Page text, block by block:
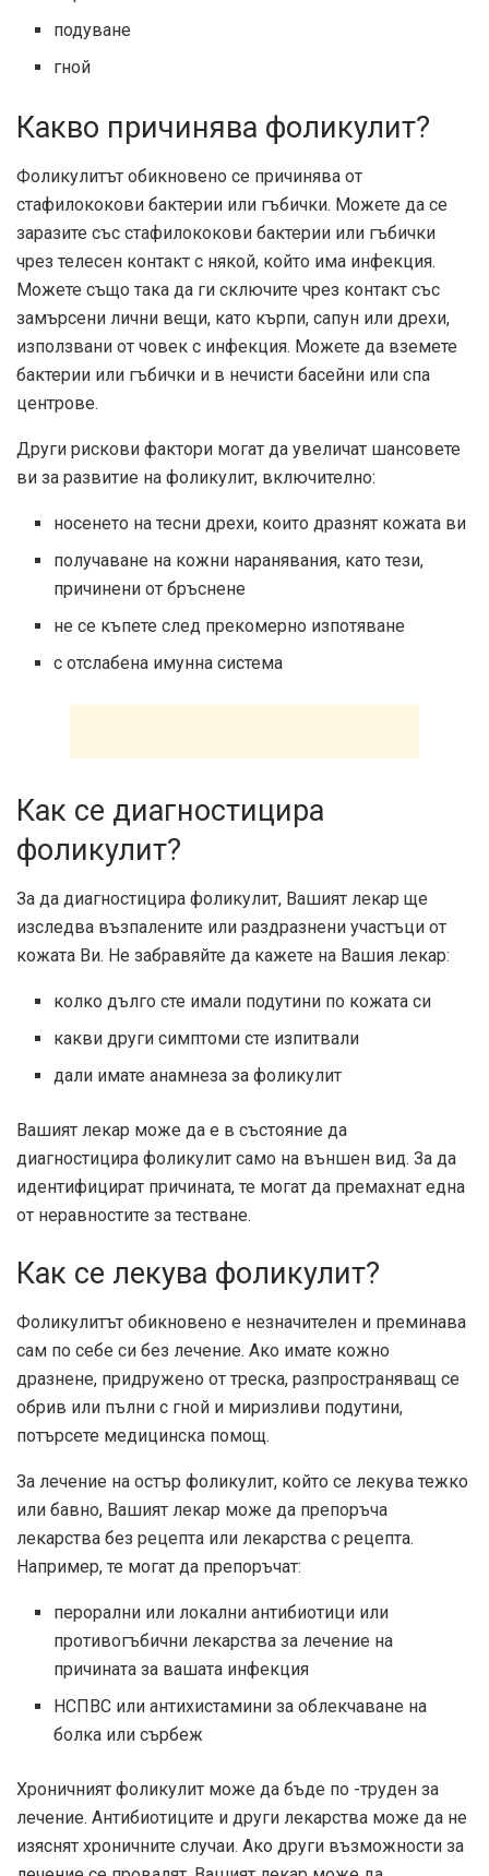
подуване
гной
Какво причинява фоликулит?
Фоликулитът обикновено се причинява от
стафилококови бактерии или гъбички. Можете да се
заразите със стафилококови бактерии или гъбички
чрез телесен контакт с някой, който има инфекция.
Можете също така да ги сключите чрез контакт със
замърсени лични вещи, като кърпи, сапун или дрехи,
използвани от човек с инфекция. Можете да вземете
бактерии или гъбички и в нечисти басейни или спа
центрове.
Други рискови фактори могат да увеличат шансовете
ви за развитие на фоликулит, включително:
носенето на тесни дрехи, които дразнят кожата ви
получаване на кожни наранявания, като тези,
причинени от бръснене
не се къпете след прекомерно изпотяване
с отслабена имунна система
Как се диагностицира
фоликулит?
За да диагностицира фоликулит, Вашият лекар ще
изследва възпалените или раздразнени участъци от
кожата Ви. Не забравяйте да кажете на Вашия лекар:
колко дълго сте имали подутини по кожата си
какви други симптоми сте изпитвали
дали имате анамнеза за фоликулит
Вашият лекар може да е в състояние да
диагностицира фоликулит само на външен вид. За да
идентифицират причината, те могат да премахнат една
от неравностите за тестване.
Как се лекува фоликулит?
Фоликулитът обикновено е незначителен и преминава
сам по себе си без лечение. Ако имате кожно
дразнене, придружено от треска, разпространяващ се
обрив или пълни с гной и миризливи подутини,
потърсете медицинска помощ.
За лечение на остър фоликулит, който се лекува тежко
или бавно, Вашият лекар може да препоръча
лекарства без рецепта или лекарства с рецепта.
Например, те могат да препоръчат:
перорални или локални антибиотици или
противогъбични лекарства за лечение на
причината за вашата инфекция
НСПВС или антихистамини за облекчаване на
болка или сърбеж
Хроничният фоликулит може да бъде по -труден за
лечение. Антибиотиците и други лекарства може да не
изяснят хроничните случаи. Ако други възможности за